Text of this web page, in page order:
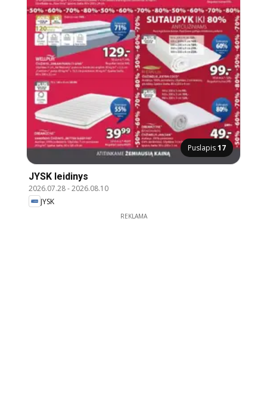
Puslapis17
JYSK leidinys
2026.07.28-2026.08.10
JYSK
REKLAMA